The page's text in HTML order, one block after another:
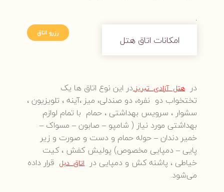
.
رزرو اتاق امکانات اتاق هتل
در هتل آزادی تبریزدر این نوع اتاق ها یک
تختخواب دو نفره، دو صندلی، میز ،آینه ، تلویزیون ،
سشوار ، سرویس بهداشتی ، حمام با تمام لوازم
بهداشتی مورد نیاز ( شامپو – صابون – مسواک –
خمیر دندان – حوله حمام و دست و صورت و زیر
پایی – دمپایی مخصوص) پولیش کفش ، کیت
خیاطی ، پاشنه کش و دمپایی در اتاق دبل قرار داده
می‌شود.